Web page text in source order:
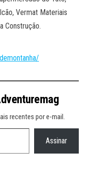
Vermat Materiais
Construção.
recentes por e-mail.
Assinar